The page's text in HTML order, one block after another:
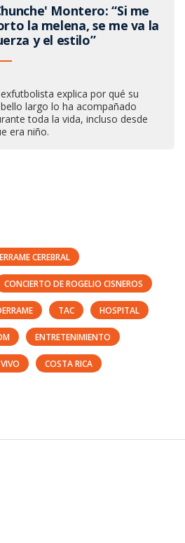
Montero: “Si me
la melena, se me va la
y el estilo”
exfutbolista explica por qué su
largo lo ha acompañado
toda la vida, incluso desde
era niño.
CEREBRAL
CONCIERTO DE ROGELIO CISNEROS
TAC HOSPITAL
ENTRETENIMIENTO
COSTA RICA